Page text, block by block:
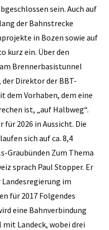
sein. Auch auf
der Bahnstrecke
in Bozen sowie auf
kurz ein. Über den
Brennerbasistunnel
Direktor der BBT-
dem Vorhaben, dem eine
ist, „auf Halbweg“.
2026 in Aussicht. Die
sich auf ca. 8,4
Graubünden Zum Thema
sprach Paul Stopper. Er
im
für 2017 Folgendes
eine Bahnverbindung
Landeck, wobei drei